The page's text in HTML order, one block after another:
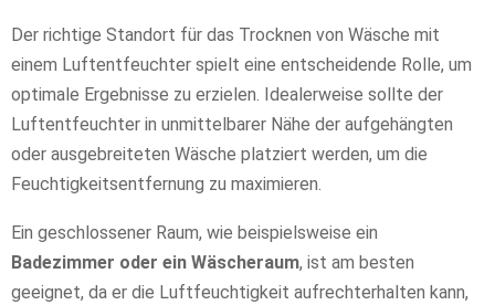
Der richtige Standort für das Trocknen von Wäsche mit
einem Luftentfeuchter spielt eine entscheidende Rolle, um
optimale Ergebnisse zu erzielen. Idealerweise sollte der
Luftentfeuchter in unmittelbarer Nähe der aufgehängten
oder ausgebreiteten Wäsche platziert werden, um die
Feuchtigkeitsentfernung zu maximieren.
Ein geschlossener Raum, wie beispielsweise ein
Badezimmer oder ein Wäscheraum, ist am besten
geeignet, da er die Luftfeuchtigkeit aufrechterhalten kann,